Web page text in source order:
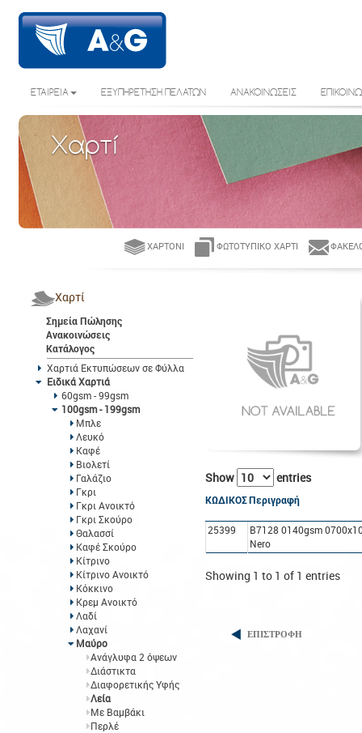
ΕΤΑΙΡΕΙΑ ΕΞΥΠΗΡΕΤΗΣΗ ΠΕΛΑΤΩΝ ΑΝΑΚΟΙΝΩΣΕΙΣ
Χαρτί
ΧΑΡΤΌΝΙ ΦΩΤΟΤΥΠΙΚΌ ΧΑΡΤΊ
Χαρτί
Σημεία Πώλησης
Ανακοινώσεις
Κατάλογος
Χαρτιά Εκτυπώσεων σε Φύλλα
Ειδικά Χαρτιά
60gsm - 99gsm
100gsm - 199gsm
Μπλε
Λευκό
Καφέ
Βιολετί
Γαλάζιο
Γκρι
Γκρι Ανοικτό
Γκρι Σκούρο
Θαλασσί
Καφέ Σκούρο
Κίτρινο
Κίτρινο Ανοικτό
Κόκκινο
Κρεμ Ανοικτό
Λαδί
Λαχανί
Μαύρο
Ανάγλυφα 2 όψεων
Διάστικτα
Διαφορετικής Υφής
Λεία
Με Βαμβάκι
Περλέ
Show entries
ΚΩΔΙΚΟΣΠεριγραφή
25399
B7128 0140gsm
Nero
Showing 1 to 1 of 1 entries
ΕΠΙΣΤΡΟΦΗ